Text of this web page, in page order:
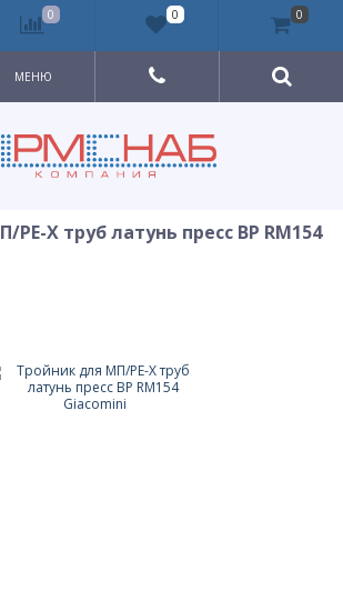
МЕНЮ
X труб латунь пресс ВР RM154
0 0 0